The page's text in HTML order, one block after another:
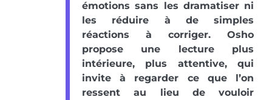
émotions sans les dramatiser ni
les réduire à de simples
réactions à corriger. Osho
propose une lecture plus
intérieure, plus attentive, qui
invite à regarder ce que l’on
ressent au lieu de vouloir